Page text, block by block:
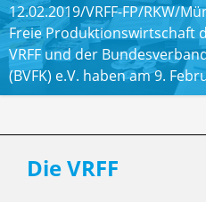
12.02.2019/VRFF-FP/RKW/
Freie Produktionswirtschaft
VRFF und der
(BVFK) e.V. haben am 9.
Die VRFF